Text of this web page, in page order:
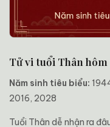
Tử vi tuổi Thân hôm
Năm sinh tiêu biểu:
2016, 2028
Tuổi Thân dễ nhận ra